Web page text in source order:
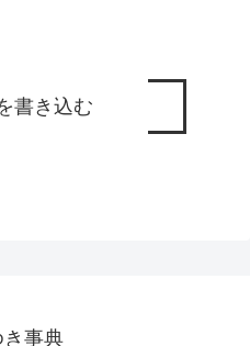
書き込む
き事典